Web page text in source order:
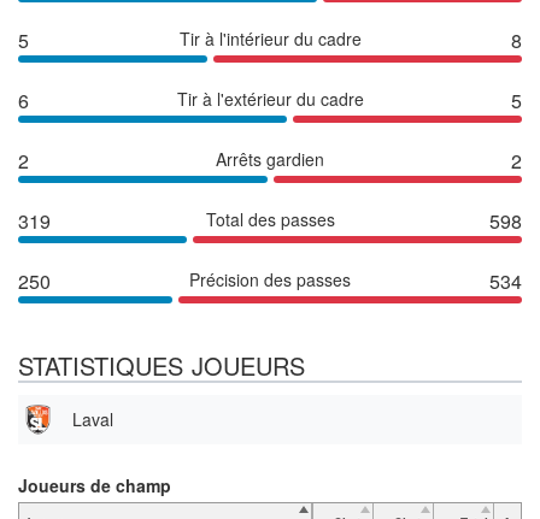
5 Tir à l'intérieur du cadre 8
6 Tir à l'extérieur du cadre 5
2 Arrêts gardien 2
319 Total des passes 598
250 Précision des passes 534
STATISTIQUES JOUEURS
Laval
Joueurs de champ